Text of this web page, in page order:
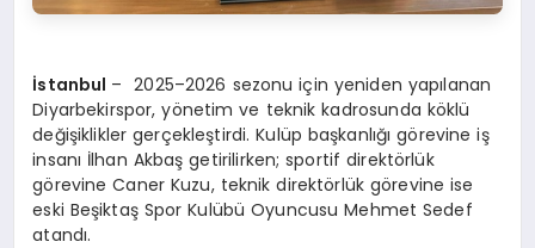
İstanbul – 2025–2026 sezonu için yeniden yapılanan
Diyarbekirspor, yönetim ve teknik kadrosunda köklü
değişiklikler gerçekleştirdi. Kulüp başkanlığı görevine iş
insanı İlhan Akbaş getirilirken; sportif direktörlük
görevine Caner Kuzu, teknik direktörlük görevine ise
eski Beşiktaş Spor Kulübü Oyuncusu Mehmet Sedef
atandı.